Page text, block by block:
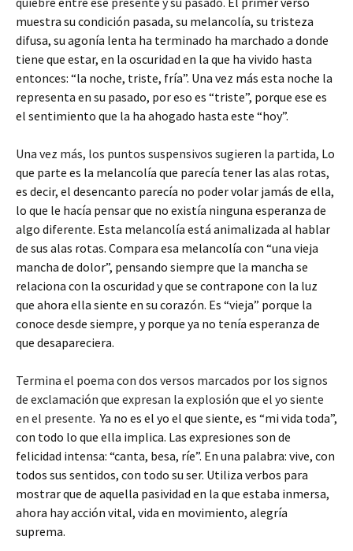
muestra su condición pasada, su melancolía, su tristeza
difusa, su agonía lenta ha terminado ha marchado a donde
tiene que estar, en la oscuridad en la que ha vivido hasta
entonces: “la noche, triste, fría”. Una vez más esta noche la
representa en su pasado, por eso es “triste”, porque ese es
el sentimiento que la ha ahogado hasta este “hoy”.
Una vez más, los puntos suspensivos sugieren la partida, Lo
que parte es la melancolía que parecía tener las alas rotas,
es decir, el desencanto parecía no poder volar jamás de ella,
lo que le hacía pensar que no existía ninguna esperanza de
algo diferente. Esta melancolía está animalizada al hablar
de sus alas rotas. Compara esa melancolía con “una vieja
mancha de dolor”, pensando siempre que la mancha se
relaciona con la oscuridad y que se contrapone con la luz
que ahora ella siente en su corazón. Es “vieja” porque la
conoce desde siempre, y porque ya no tenía esperanza de
que desapareciera.
Termina el poema con dos versos marcados por los signos
de exclamación que expresan la explosión que el yo siente
en el presente. Ya no es el yo el que siente, es “mi vida toda”,
con todo lo que ella implica. Las expresiones son de
felicidad intensa: “canta, besa, ríe”. En una palabra: vive, con
todos sus sentidos, con todo su ser. Utiliza verbos para
mostrar que de aquella pasividad en la que estaba inmersa,
ahora hay acción vital, vida en movimiento, alegría
suprema.